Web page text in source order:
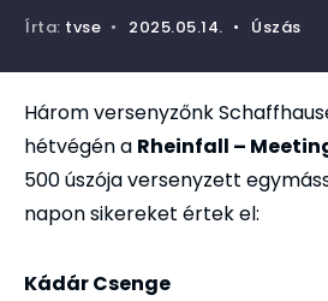
Írta: tvse • 2025.05.14. • Úszás
Három versenyzőnk
hétvégén a Rheinfall –
500 úszója versenyzett
napon sikereket értek el:
Kádár Csenge